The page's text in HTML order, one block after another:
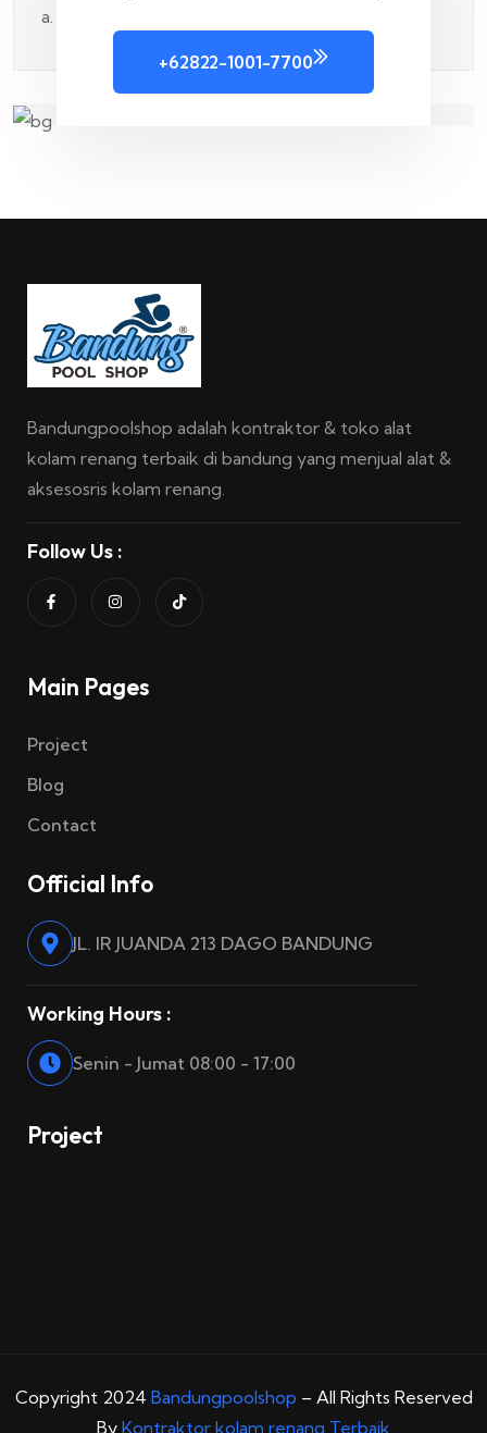
+62822-1001-7700
Bandungpoolshop adalah kontraktor & toko alat
kolam renang terbaik di bandung yang menjual alat &
aksesosris kolam renang.
Follow Us :
Main Pages
Project
Blog
Contact
Official Info
JL. IR JUANDA 213 DAGO BANDUNG
Working Hours :
Senin - Jumat 08:00 - 17:00
Project
Copyright 2024 Bandungpoolshop – All Rights Reserved
By Kontraktor kolam renang Terbaik